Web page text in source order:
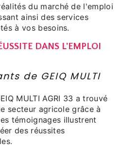
du marché de l'emploi
ainsi des services
à vos besoins.
DANS L'EMPLOI
de GEIQ MULTI
MULTI AGRI 33 a trouvé
secteur agricole grâce à
témoignages illustrent
des réussites